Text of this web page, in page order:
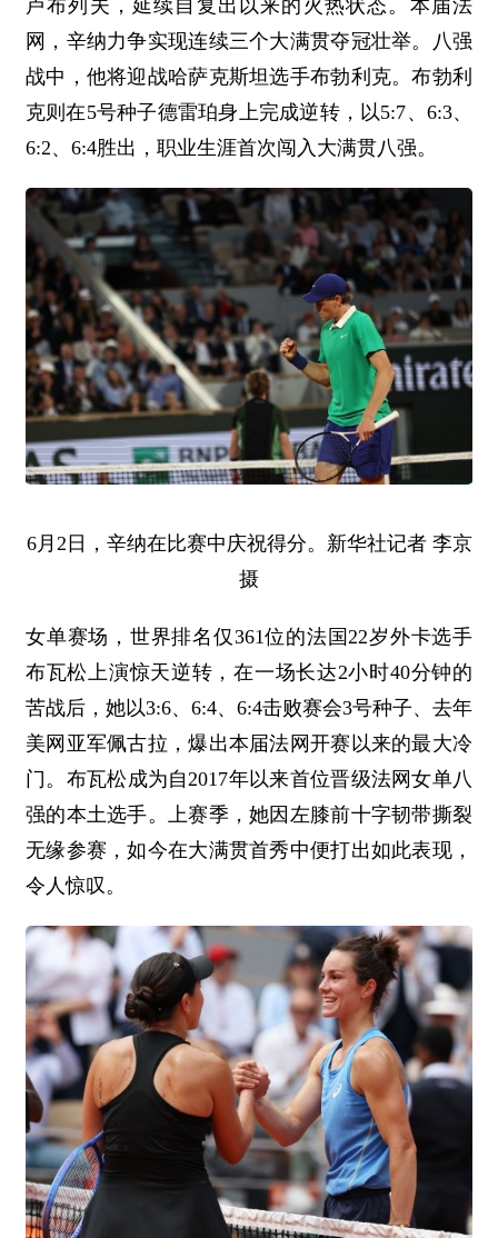
卢布列夫，延续自复出以来的火热状态。本届法
网，辛纳力争实现连续三个大满贯夺冠壮举。八强
战中，他将迎战哈萨克斯坦选手布勃利克。布勃利
克则在5号种子德雷珀身上完成逆转，以5:7、6:3、
6:2、6:4胜出，职业生涯首次闯入大满贯八强。
6月2日，辛纳在比赛中庆祝得分。新华社记者 李京
摄
女单赛场，世界排名仅361位的法国22岁外卡选手
布瓦松上演惊天逆转，在一场长达2小时40分钟的
苦战后，她以3:6、6:4、6:4击败赛会3号种子、去年
美网亚军佩古拉，爆出本届法网开赛以来的最大冷
门。布瓦松成为自2017年以来首位晋级法网女单八
强的本土选手。上赛季，她因左膝前十字韧带撕裂
无缘参赛，如今在大满贯首秀中便打出如此表现，
令人惊叹。